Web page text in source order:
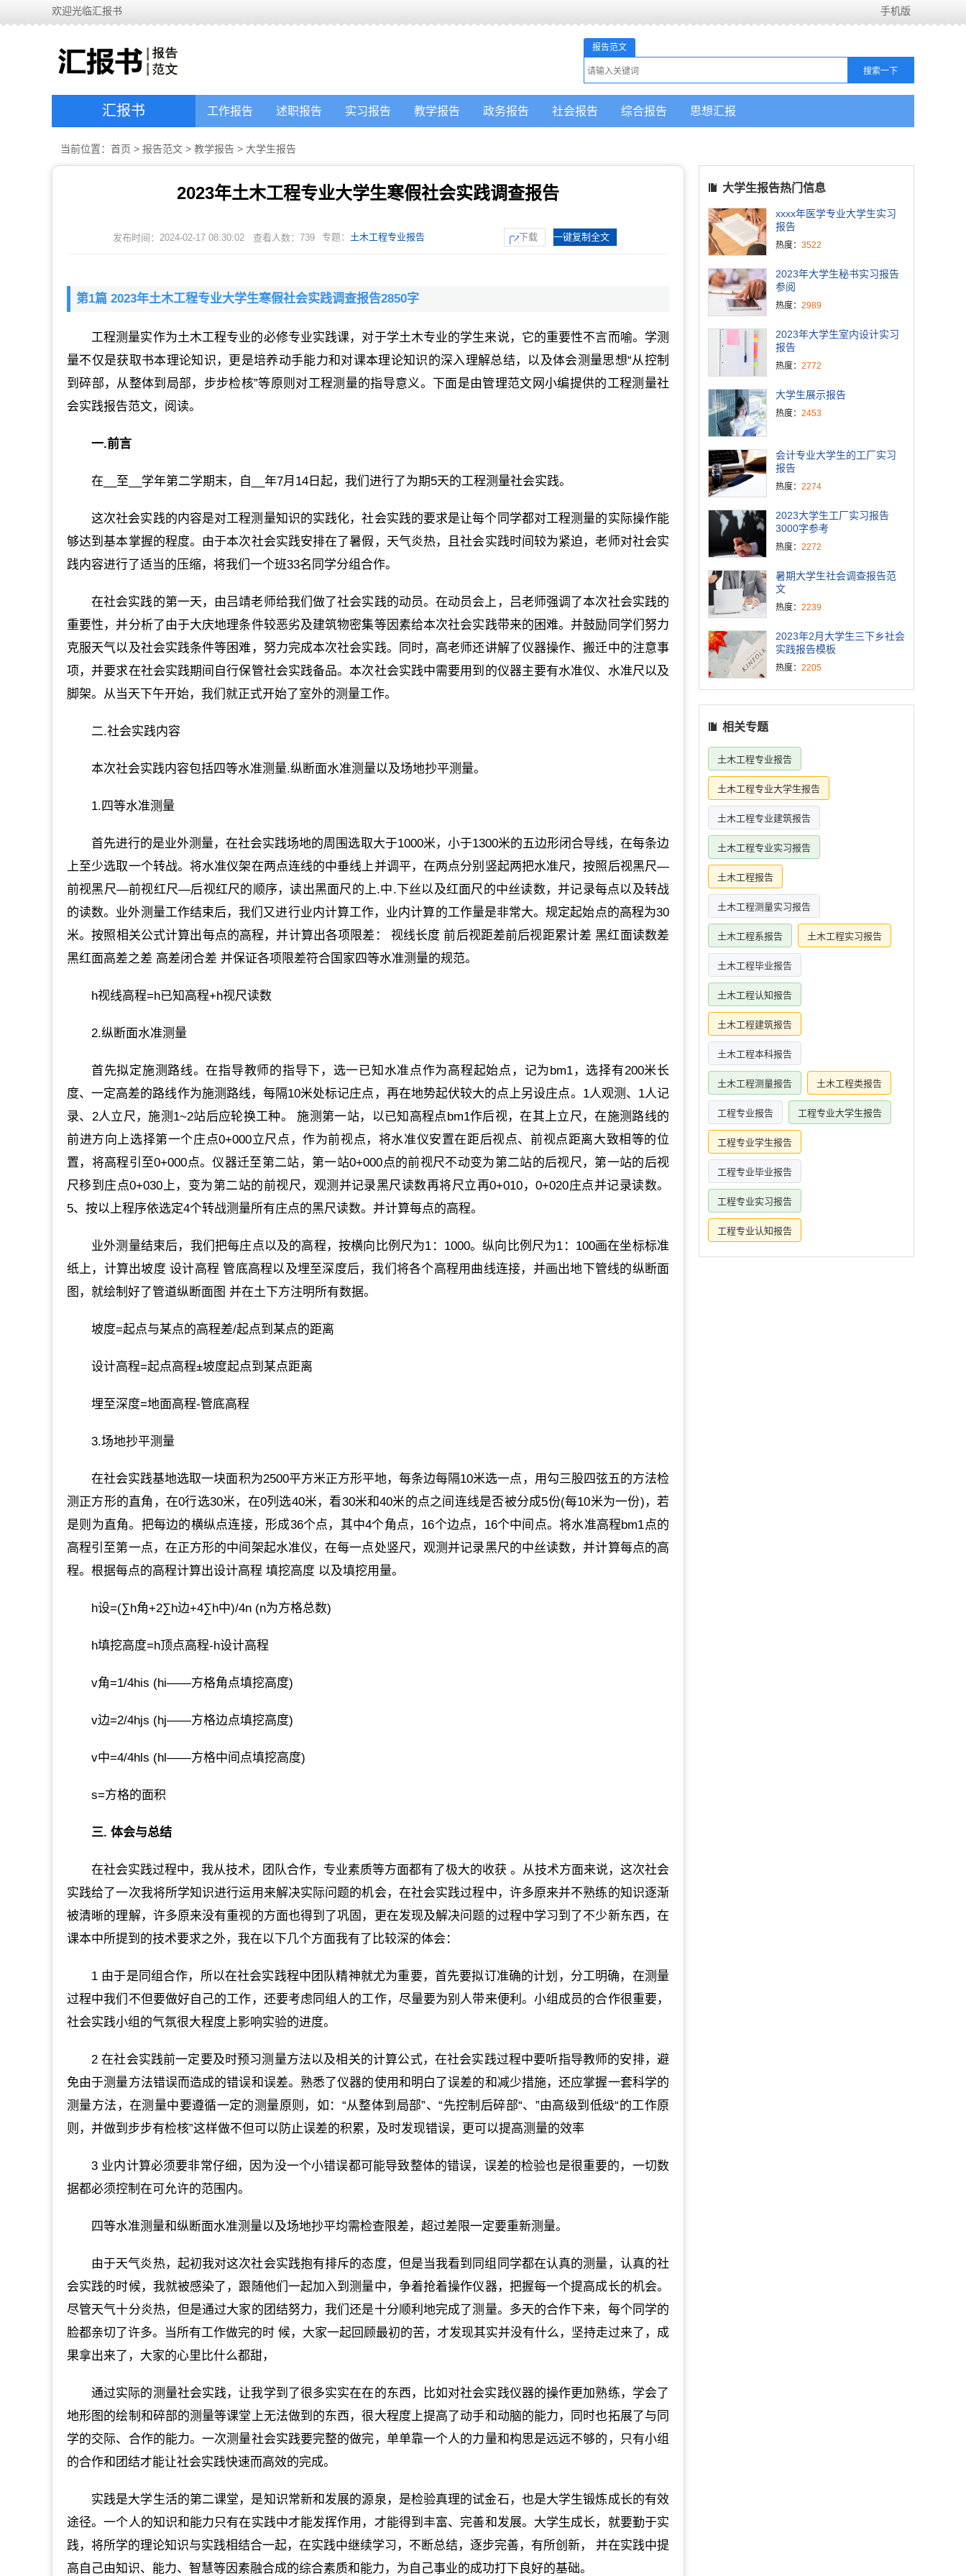
欢迎光临汇报书 手机版
报告范文
汇报书 工作报告 述职报告 实习报告 教学报告 政务报告 社会报告 综合报告 思想汇报
当前位置： 首页 > 报告范文 > 教学报告 > 大学生报告
2023年土木工程专业大学生寒假社会实践调查报告
发布时间：2024-02-17 08:30:02 查看人数： 739 专题： 土木工程专业报告 下载 一键复制全文
第1篇 2023年土木工程专业大学生寒假社会实践调查报告2850字
工程测量实作为土木工程专业的必修专业实践课，对于学土木专业的学生来说，它的重要性不言而喻。学测
量不仅是获取书本理论知识，更是培养动手能力和对课本理论知识的深入理解总结，以及体会测量思想“从控制
到碎部，从整体到局部，步步检核”等原则对工程测量的指导意义。下面是由管理范文网小编提供的工程测量社
会实践报告范文，阅读。
一.前言
在__至__学年第二学期末，自__年7月14日起，我们进行了为期5天的工程测量社会实践。
这次社会实践的内容是对工程测量知识的实践化，社会实践的要求是让每个同学都对工程测量的实际操作能
够达到基本掌握的程度。由于本次社会实践安排在了暑假，天气炎热，且社会实践时间较为紧迫，老师对社会实
践内容进行了适当的压缩，将我们一个班33名同学分组合作。
在社会实践的第一天，由吕靖老师给我们做了社会实践的动员。在动员会上，吕老师强调了本次社会实践的
重要性，并分析了由于大庆地理条件较恶劣及建筑物密集等因素给本次社会实践带来的困难。并鼓励同学们努力
克服天气以及社会实践条件等困难，努力完成本次社会实践。同时，高老师还讲解了仪器操作、搬迁中的注意事
项，并要求在社会实践期间自行保管社会实践备品。本次社会实践中需要用到的仪器主要有水准仪、水准尺以及
脚架。从当天下午开始，我们就正式开始了室外的测量工作。
二.社会实践内容
本次社会实践内容包括四等水准测量.纵断面水准测量以及场地抄平测量。
1.四等水准测量
首先进行的是业外测量，在社会实践场地的周围选取大于1000米，小于1300米的五边形闭合导线，在每条边
上至少选取一个转战。将水准仪架在两点连线的中垂线上并调平，在两点分别竖起两把水准尺，按照后视黑尺—
前视黑尺—前视红尺—后视红尺的顺序，读出黑面尺的上.中.下丝以及红面尺的中丝读数，并记录每点以及转战
的读数。业外测量工作结束后，我们又进行业内计算工作，业内计算的工作量是非常大。规定起始点的高程为30
米。按照相关公式计算出每点的高程，并计算出各项限差： 视线长度 前后视距差前后视距累计差 黑红面读数差
黑红面高差之差 高差闭合差 并保证各项限差符合国家四等水准测量的规范。
h视线高程=h已知高程+h视尺读数
2.纵断面水准测量
首先拟定施测路线。在指导教师的指导下，选一已知水准点作为高程起始点，记为bm1，选择有200米长
度、一定高差的路线作为施测路线，每隔10米处标记庄点，再在地势起伏较大的点上另设庄点。1人观测、1人记
录、2人立尺，施测1~2站后应轮换工种。 施测第一站，以已知高程点bm1作后视，在其上立尺，在施测路线的
前进方向上选择第一个庄点0+000立尺点，作为前视点，将水准仪安置在距后视点、前视点距离大致相等的位
置，将高程引至0+000点。仪器迁至第二站，第一站0+000点的前视尺不动变为第二站的后视尺，第一站的后视
尺移到庄点0+030上，变为第二站的前视尺，观测并记录黑尺读数再将尺立再0+010，0+020庄点并记录读数。
5、按以上程序依选定4个转战测量所有庄点的黑尺读数。并计算每点的高程。
业外测量结束后，我们把每庄点以及的高程，按横向比例尺为1：1000。纵向比例尺为1：100画在坐标标准
纸上，计算出坡度 设计高程 管底高程以及埋至深度后，我们将各个高程用曲线连接，并画出地下管线的纵断面
图，就绘制好了管道纵断面图 并在土下方注明所有数据。
坡度=起点与某点的高程差/起点到某点的距离
设计高程=起点高程±坡度起点到某点距离
埋至深度=地面高程-管底高程
3.场地抄平测量
在社会实践基地选取一块面积为2500平方米正方形平地，每条边每隔10米选一点，用勾三股四弦五的方法检
测正方形的直角，在0行选30米，在0列选40米，看30米和40米的点之间连线是否被分成5份(每10米为一份)，若
是则为直角。把每边的横纵点连接，形成36个点，其中4个角点，16个边点，16个中间点。将水准高程bm1点的
高程引至第一点，在正方形的中间架起水准仪，在每一点处竖尺，观测并记录黑尺的中丝读数，并计算每点的高
程。根据每点的高程计算出设计高程 填挖高度 以及填挖用量。
h设=(∑h角+2∑h边+4∑h中)/4n (n为方格总数)
h填挖高度=h顶点高程-h设计高程
v角=1/4his (hi――方格角点填挖高度)
v边=2/4hjs (hj――方格边点填挖高度)
v中=4/4hls (hl――方格中间点填挖高度)
s=方格的面积
三. 体会与总结
在社会实践过程中，我从技术，团队合作，专业素质等方面都有了极大的收获 。从技术方面来说，这次社会
实践给了一次我将所学知识进行运用来解决实际问题的机会，在社会实践过程中，许多原来并不熟练的知识逐渐
被清晰的理解，许多原来没有重视的方面也得到了巩固，更在发现及解决问题的过程中学习到了不少新东西，在
课本中所提到的技术要求之外，我在以下几个方面我有了比较深的体会：
1 由于是同组合作，所以在社会实践程中团队精神就尤为重要，首先要拟订准确的计划，分工明确，在测量
过程中我们不但要做好自己的工作，还要考虑同组人的工作，尽量要为别人带来便利。小组成员的合作很重要，
社会实践小组的气氛很大程度上影响实验的进度。
2 在社会实践前一定要及时预习测量方法以及相关的计算公式，在社会实践过程中要听指导教师的安排，避
免由于测量方法错误而造成的错误和误差。熟悉了仪器的使用和明白了误差的和减少措施，还应掌握一套科学的
测量方法，在测量中要遵循一定的测量原则，如：“从整体到局部”、“先控制后碎部“、”由高级到低级“的工作原
则，并做到步步有检核”这样做不但可以防止误差的积累，及时发现错误，更可以提高测量的效率
3 业内计算必须要非常仔细，因为没一个小错误都可能导致整体的错误，误差的检验也是很重要的，一切数
据都必须控制在可允许的范围内。
四等水准测量和纵断面水准测量以及场地抄平均需检查限差，超过差限一定要重新测量。
由于天气炎热，起初我对这次社会实践抱有排斥的态度，但是当我看到同组同学都在认真的测量，认真的社
会实践的时候，我就被感染了，跟随他们一起加入到测量中，争着抢着操作仪器，把握每一个提高成长的机会。
尽管天气十分炎热，但是通过大家的团结努力，我们还是十分顺利地完成了测量。多天的合作下来，每个同学的
脸都亲切了许多。当所有工作做完的时 候，大家一起回顾最初的苦，才发现其实并没有什么，坚持走过来了，成
果拿出来了，大家的心里比什么都甜，
通过实际的测量社会实践，让我学到了很多实实在在的东西，比如对社会实践仪器的操作更加熟练，学会了
地形图的绘制和碎部的测量等课堂上无法做到的东西，很大程度上提高了动手和动脑的能力，同时也拓展了与同
学的交际、合作的能力。一次测量社会实践要完整的做完，单单靠一个人的力量和构思是远远不够的，只有小组
的合作和团结才能让社会实践快速而高效的完成。
实践是大学生活的第二课堂，是知识常新和发展的源泉，是检验真理的试金石，也是大学生锻炼成长的有效
途径。一个人的知识和能力只有在实践中才能发挥作用，才能得到丰富、完善和发展。大学生成长，就要勤于实
践，将所学的理论知识与实践相结合一起，在实践中继续学习，不断总结，逐步完善，有所创新， 并在实践中提
高自己由知识、能力、智慧等因素融合成的综合素质和能力，为自己事业的成功打下良好的基础。
大学生报告热门信息
xxxx年医学专业大学生实习
报告
热度： 3522
2023年大学生秘书实习报告
参阅
热度： 2989
2023年大学生室内设计实习
报告
热度： 2772
大学生展示报告
热度： 2453
会计专业大学生的工厂实习
报告
热度： 2274
2023大学生工厂实习报告
3000字参考
热度： 2272
暑期大学生社会调查报告范
文
热度： 2239
2023年2月大学生三下乡社会
实践报告模板
热度： 2205
相关专题
土木工程专业报告
土木工程专业大学生报告
土木工程专业建筑报告
土木工程专业实习报告
土木工程报告
土木工程测量实习报告
土木工程系报告 土木工程实习报告
土木工程毕业报告
土木工程认知报告
土木工程建筑报告
土木工程本科报告
土木工程测量报告 土木工程类报告
工程专业报告 工程专业大学生报告
工程专业学生报告
工程专业毕业报告
工程专业实习报告
工程专业认知报告